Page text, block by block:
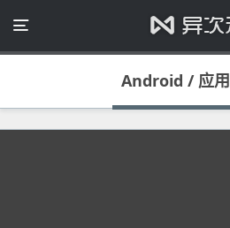
Android / 应用